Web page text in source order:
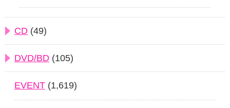
CD (49)
DVD/BD (105)
EVENT (1,619)